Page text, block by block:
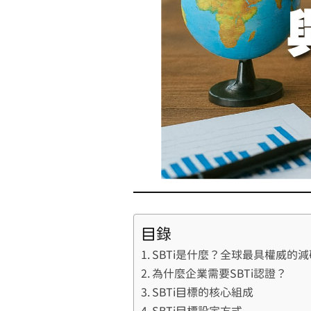
目錄
SBTi是什麼？全球最具權威的
為什麼企業需要SBTi認證？
SBTi目標的核心組成